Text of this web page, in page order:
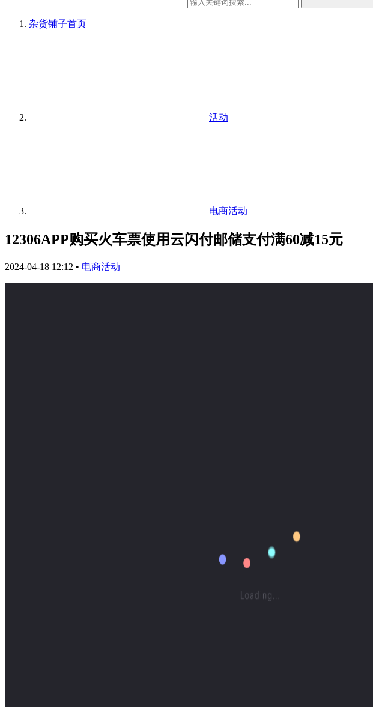
杂货铺子首页
活动
电商活动
12306APP购买火车票使用云闪付邮储支付满60减15元
2024-04-18 12:12 • 电商活动